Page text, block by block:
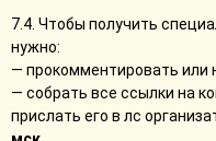
7.4. Чтобы получить
нужно:
— прокомментировать или
— собрать все ссылки на
прислать его в лс